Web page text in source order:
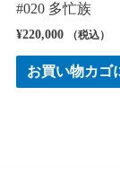
#020 多忙族
¥220,000 （税込）
お買い物カゴ